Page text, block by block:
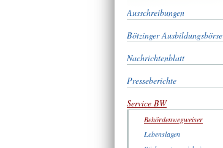
Ausschreibungen
Bötzinger Ausbildungsbörse
Nachrichtenblatt
Presseberichte
Service BW
Behördenwegweiser
Lebenslagen